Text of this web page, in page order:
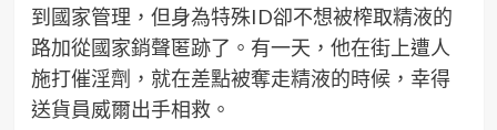
到國家管理，但身為特殊ID卻不想被榨取精液的
路加從國家銷聲匿跡了。有一天，他在街上遭人
施打催淫劑，就在差點被奪走精液的時候，幸得
送貨員威爾出手相救。